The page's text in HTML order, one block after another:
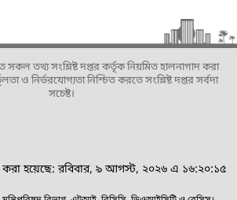
সকল তথ্য সংশ্লিষ্ট দপ্তর কর্তৃক নিয়মিত হালনাগাদ করা
ও নির্ভরযোগ্যতা নিশ্চিত করতে সংশ্লিষ্ট দপ্তর সর্বদা
সচেষ্ট।
করা হয়েছে: রবিবার, ৯ আগস্ট, ২০২৬ এ ১৬:২০:১৫